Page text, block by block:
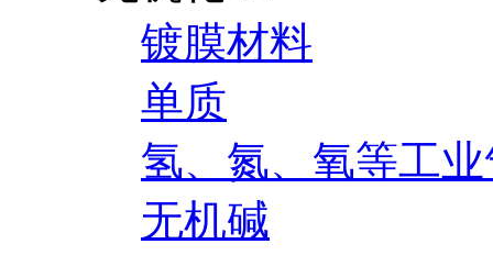
镀膜材料
单质
氢、氮、氧等工
无机碱